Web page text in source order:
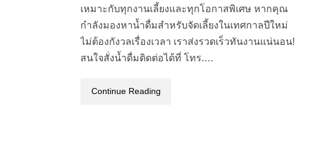
เหมาะกับทุกงานเลี้ยงและทุกโอกาสพิเศษ หากคุณ
กำลังมองหาน้ำดื่มสำหรับจัดเลี้ยงในเทศกาลปีใหม่
ไม่ต้องกังวลเรื่องเวลา เราส่งรวดเร็วทันงานแน่นอน!
สนใจสั่งน้ำดื่มติดต่อได้ที่ โทร.…
Continue Reading